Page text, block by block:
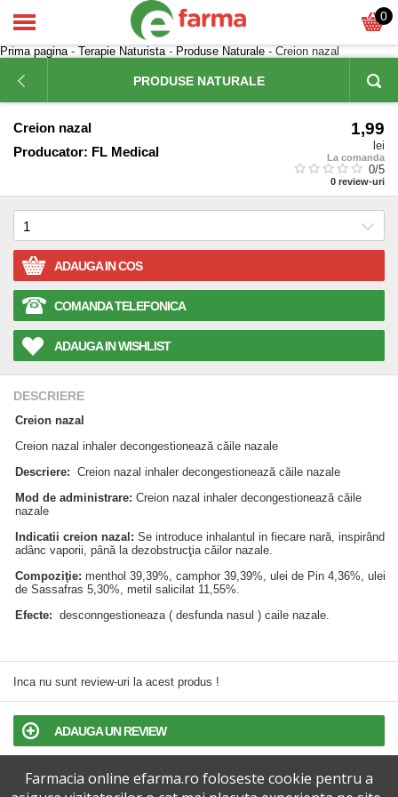
0
Prima pagina- Terapie Naturista- Produse Naturale - Creion nazal
PRODUSE NATURALE
Creion nazal
Producator: FL Medical
1,99
lei
La comanda
0/5
0 review-uri
ADAUGA IN COS
COMANDA TELEFONICA
ADAUGA IN WISHLIST
DESCRIERE
Creion nazal
Creion nazal inhaler decongestionează căile nazale
Descriere: Creion nazal inhaler decongestionează căile nazale
Mod de administrare: Creion nazal inhaler decongestionează căile
nazale
Indicatii creion nazal: Se introduce inhalantul in fiecare nară, inspirând
adânc vaporii, până la dezobstrucţia căilor nazale.
Compoziţie: menthol 39,39%, camphor 39,39%, ulei de Pin 4,36%, ulei
de Sassafras 5,30%, metil salicilat 11,55%.
Efecte: desconngestioneaza ( desfunda nasul ) caile nazale.
Inca nu sunt review-uri la acest produs !
ADAUGA UN REVIEW
TERMENI SI CONDITII
Farmacia online efarma.ro foloseste cookie pentru a